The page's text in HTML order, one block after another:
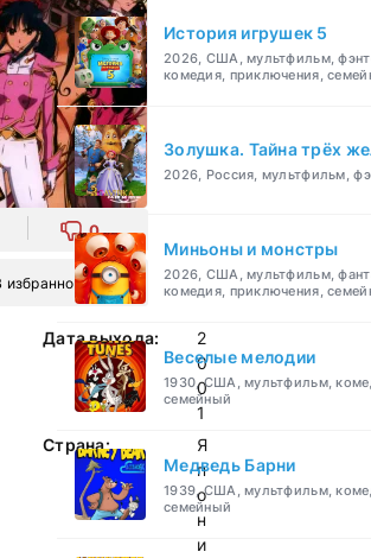
0
избранное
Дата выхода:
2
0
0
1
Страна:
Я
п
о
н
и
История игрушек 5
2026, США, мультфильм,
комедия, приключения,
Золушка. Тайна трёх
2026, Россия, мультфильм,
Миньоны и монстры
2026, США, мультфильм,
комедия, приключения,
Веселые мелодии
1930, США, мультфильм,
семейный
Медведь Барни
1939, США, мультфильм,
семейный